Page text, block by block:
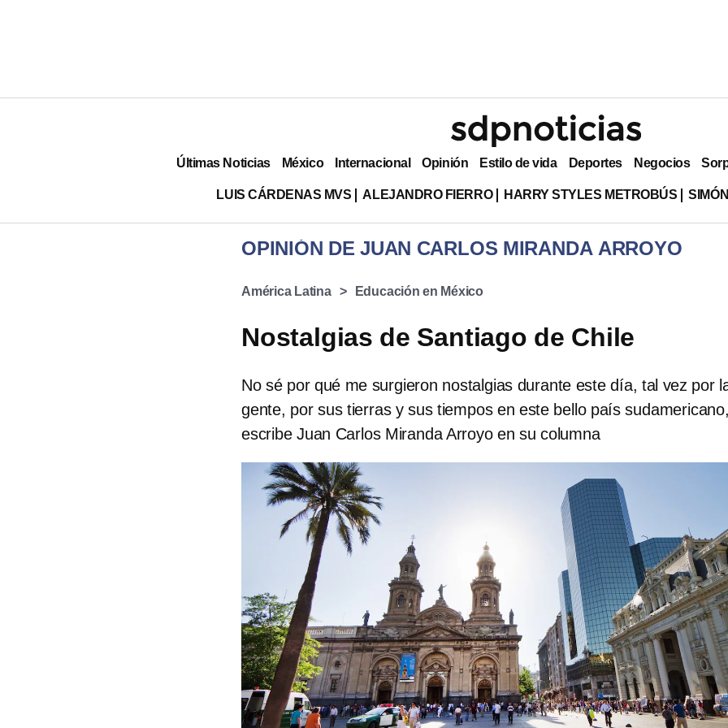
Últimas Noticias México Internacional Opinión Estilo de vida Deportes Negocios
LUIS CÁRDENAS MVS ALEJANDRO FIERRO HARRY STYLES METROBÚS
OPINIÓN DE JUAN CARLOS MIRANDA ARROYO
América Latina Educación en México
Nostalgias de Santiago de Chile
No sé por qué me surgieron nostalgias durante este día, tal vez por
gente, por sus tierras y sus tiempos en este bello país
escribe Juan Carlos Miranda Arroyo en su columna